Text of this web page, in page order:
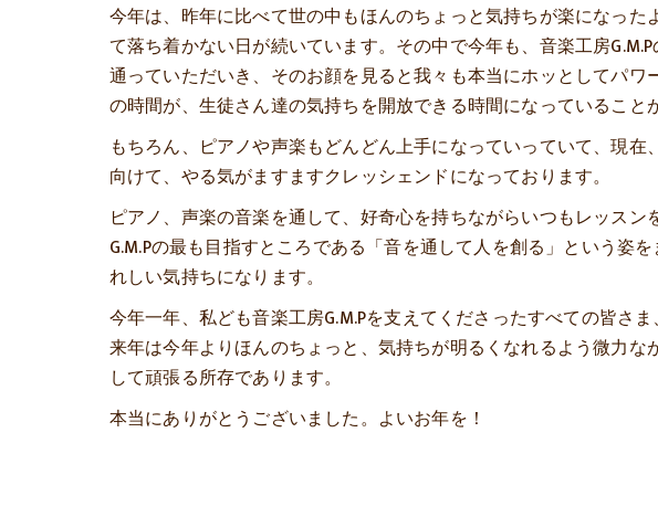
今年は、昨年に比べて世の中もほんのちょっと気持ちが楽になっ
て落ち着かない日が続いています。その中で今年も、音楽工房
通っていただいき、そのお顔を見ると我々も本当にホッとしてパ
の時間が、生徒さん達の気持ちを開放できる時間になっていること
もちろん、ピアノや声楽もどんどん上手になっていっていて、現
向けて、やる気がますますクレッシェンドになっております。
ピアノ、声楽の音楽を通して、好奇心を持ちながらいつもレッス
G.M.Pの最も目指すところである「音を通して人を創る」という姿
れしい気持ちになります。
今年一年、私ども音楽工房G.M.Pを支えてくださったすべての皆さ
来年は今年よりほんのちょっと、気持ちが明るくなれるよう微力
して頑張る所存であります。
本当にありがとうございました。よいお年を！